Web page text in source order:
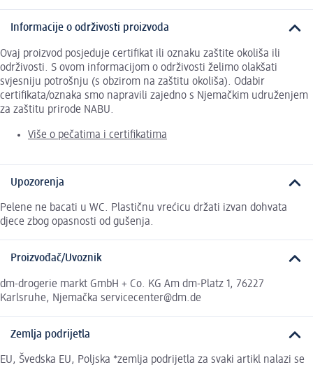
Informacije o održivosti proizvoda
Ovaj proizvod posjeduje certifikat ili oznaku zaštite okoliša ili
održivosti. S ovom informacijom o održivosti želimo olakšati
svjesniju potrošnju (s obzirom na zaštitu okoliša). Odabir
certifikata/oznaka smo napravili zajedno s Njemačkim udruženjem
za zaštitu prirode NABU.
Više o pečatima i certifikatima
Upozorenja
Pelene ne bacati u WC. Plastičnu vrećicu držati izvan dohvata
djece zbog opasnosti od gušenja.
Proizvođač/Uvoznik
dm-drogerie markt GmbH + Co. KG Am dm-Platz 1, 76227
Karlsruhe, Njemačka servicecenter@dm.de
Zemlja podrijetla
EU, Švedska EU, Poljska *zemlja podrijetla za svaki artikl nalazi se